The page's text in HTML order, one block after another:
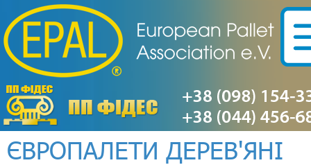
ЄВРОПАЛЕТИ ДЕРЕВ'ЯНІ